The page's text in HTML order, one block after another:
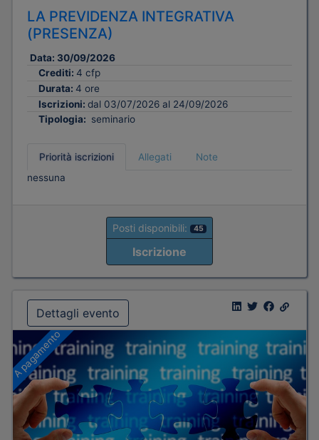
LA PREVIDENZA INTEGRATIVA
(PRESENZA)
Data: 30/09/2026
Crediti: 4 cfp
Durata: 4 ore
Iscrizioni: dal 03/07/2026 al 24/09/2026
Tipologia: seminario
Priorità iscrizioni Allegati
Note
nessuna
Posti disponibili: 45
Iscrizione
Dettagli evento
A pagamento